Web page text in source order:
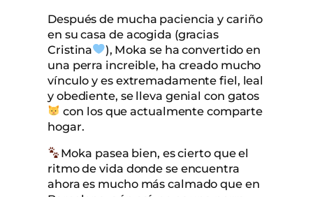
Después de mucha paciencia y cariño
en su casa de acogida (gracias
Cristina
), Moka se ha convertido en
una perra increible, ha creado mucho
vínculo y es extremadamente fiel, leal
y obediente, se lleva genial con gatos
con los que actualmente comparte
hogar.
Moka pasea bien, es cierto que el
ritmo de vida donde se encuentra
ahora es mucho más calmado que en